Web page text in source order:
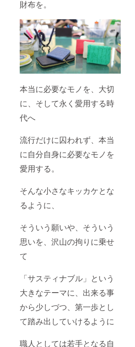
財布を。
本当に必要なモノを、大切
に、そして永く愛用する時
代へ
流行だけに囚われず、本当
に自分自身に必要なモノを
愛用する。
そんな小さなキッカケとな
るように、
そういう願いや、そういう
思いを、沢山の拘りに乗せ
て
「サスティナブル」という
大きなテーマに、出来る事
から少しづつ、第一歩とし
て踏み出していけるように
職人としては若手となる自